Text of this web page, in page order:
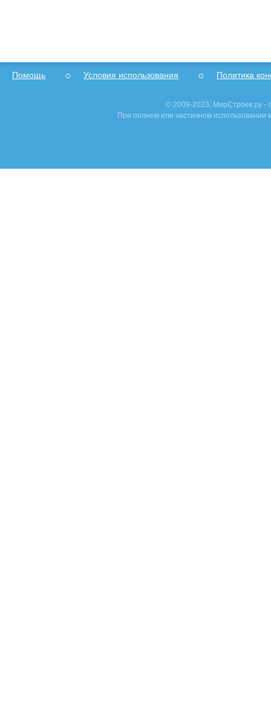
Помощь Условия использования Политика
© 2009-2023, МирСтроек.ру -
При полном или частичном использовании